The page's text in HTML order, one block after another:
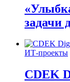
задачи
ИТ-проекты
CDEK